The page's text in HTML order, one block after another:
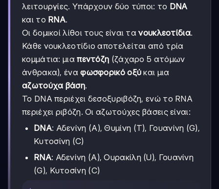
λειτουργίες. Υπάρχουν δύο τύποι: το DNA
και το RNA.
Οι δομικοί λίθοι τους είναι τανουκλεοτίδια.
Κάθε νουκλεοτίδιο αποτελείται από τρία
κομμάτια: μιαπεντόζη (ζάχαρο 5 ατόμων
άνθρακα), έναφωσφορικό οξύ και μια
αζωτούχα βάση.
Το DNA περιέχει δεσοξυριβόζη, ενώ το RNA
περιέχει ριβόζη. Οι αζωτούχες βάσεις είναι:
DNA: Αδενίνη (A), Θυμίνη (T), Γουανίνη (G),
Κυτοσίνη (C)
RNA: Αδενίνη (A), Ουρακίλη (U), Γουανίνη
(G), Κυτοσίνη (C)